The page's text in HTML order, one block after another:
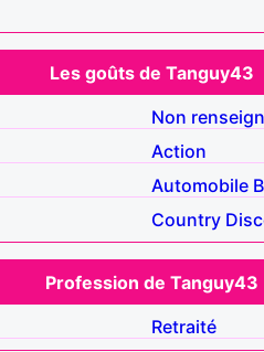
Les goûts de Tanguy43
Non
Action
Automobile
Country
Profession de Tanguy43
Retraité